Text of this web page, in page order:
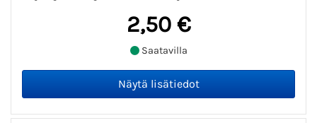
2,50 €
Saatavilla